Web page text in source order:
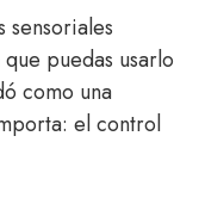
sensoriales
puedas usarlo
como una
el control